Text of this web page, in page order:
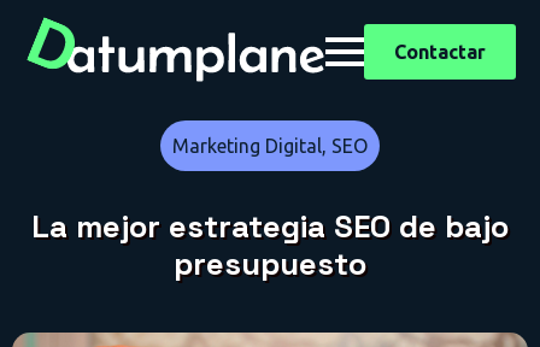
Contactar
Marketing Digital, SEO
La mejor estrategia SEO de bajo
presupuesto